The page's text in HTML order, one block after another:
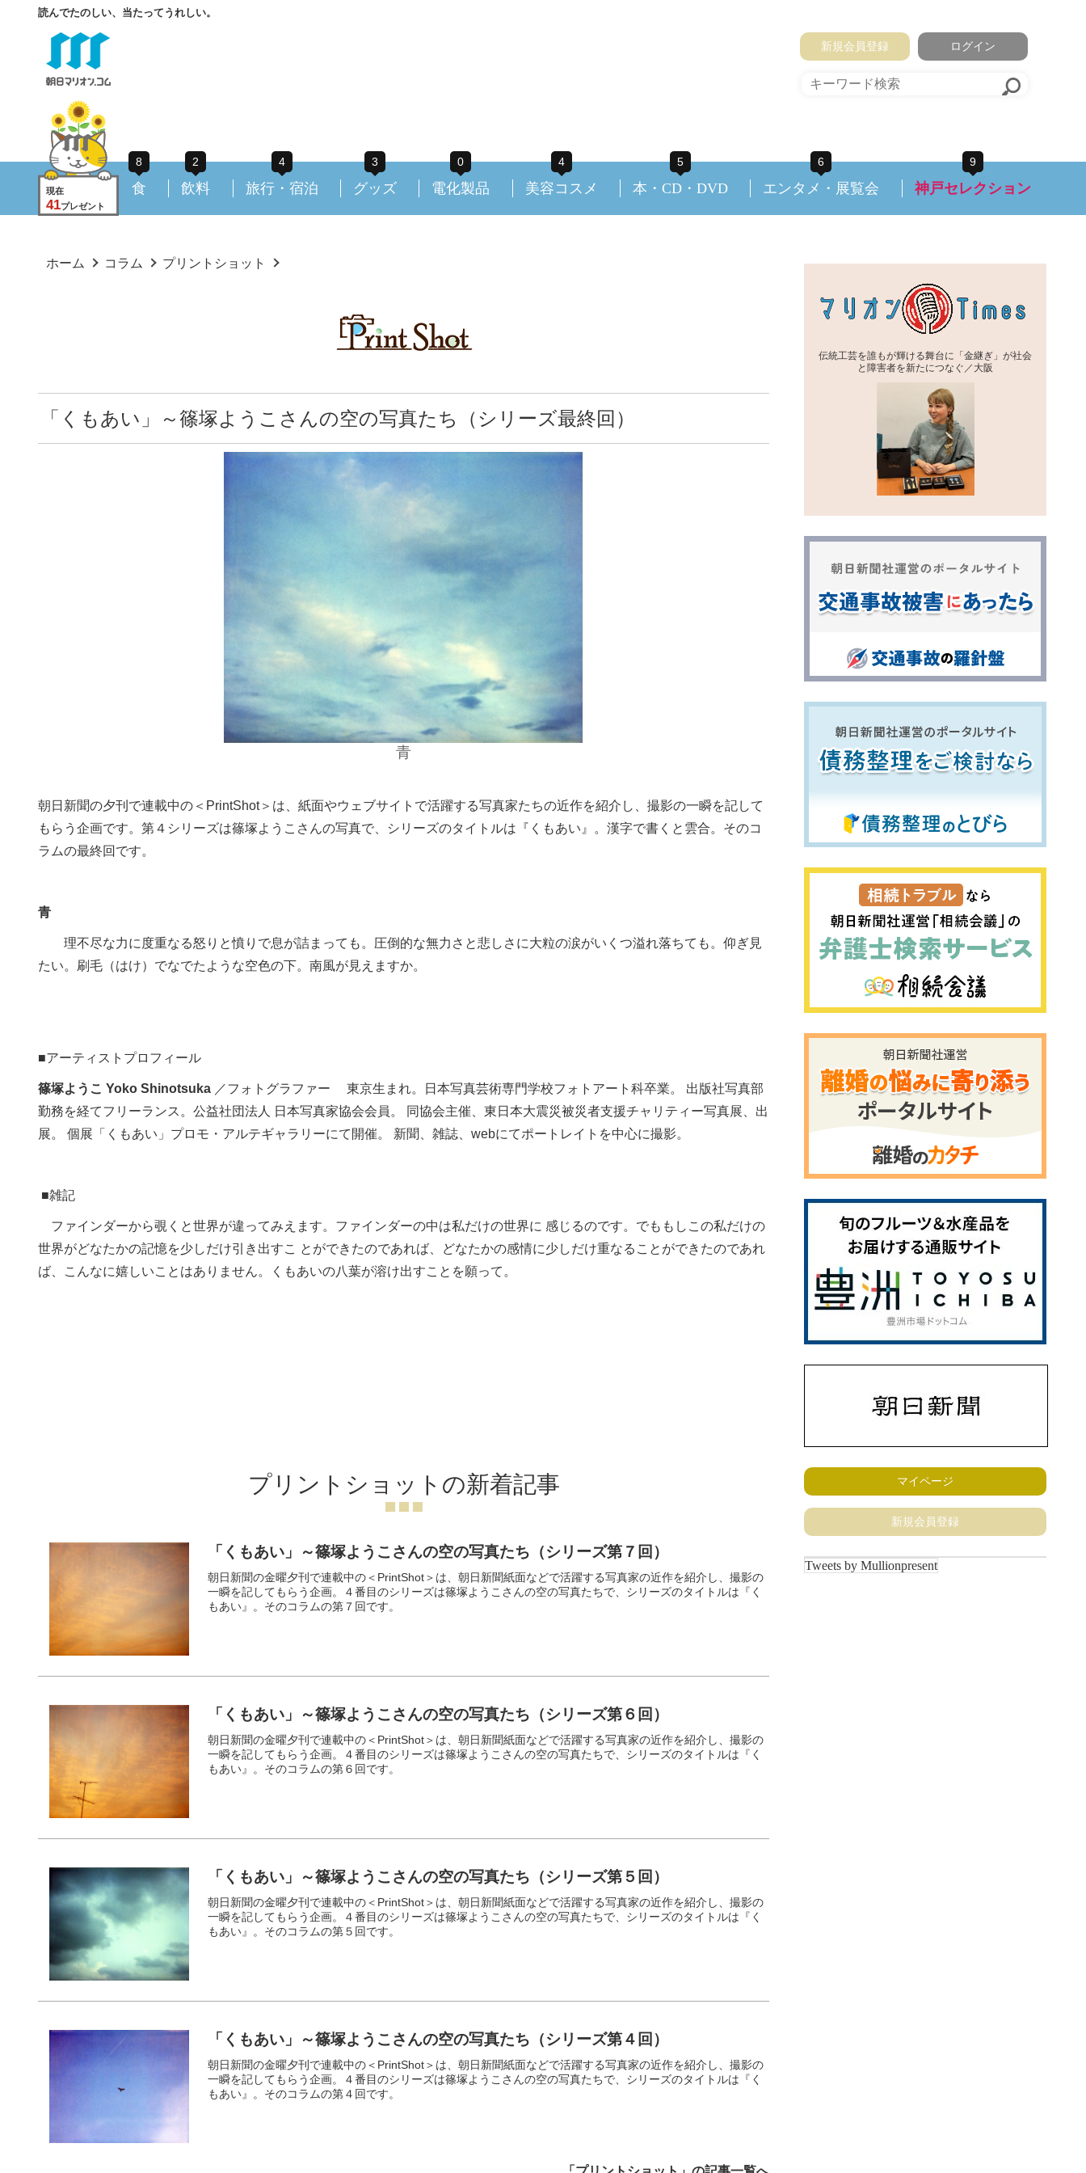
読んでたのしい、当たってうれしい。
新規会員登録 ログイン
現在
41プレゼント
8
食
2
飲料
4
旅行・宿泊
3
グッズ
0
電化製品
4
美容コスメ
5
本・CD・DVD
6
エンタメ・展覧会
9
神戸セレクション
ホーム コラム プリントショット
「くもあい」～篠塚ようこさんの空の写真たち（シリーズ最終回）
青
朝日新聞の夕刊で連載中の＜PrintShot＞は、紙面やウェブサイトで活躍する写真家たちの近作を紹介し、撮影の一瞬を記して
もらう企画です。第４シリーズは篠塚ようこさんの写真で、シリーズのタイトルは『くもあい』。漢字で書くと雲合。そのコ
ラムの最終回です。
青
理不尽な力に度重なる怒りと憤りで息が詰まっても。圧倒的な無力さと悲しさに大粒の涙がいくつ溢れ落ちても。仰ぎ見
たい。刷毛（はけ）でなでたような空色の下。南風が見えますか。
■アーティストプロフィール
篠塚ようこ Yoko Shinotsuka ／フォトグラファー 東京生まれ。日本写真芸術専門学校フォトアート科卒業。 出版社写真部
勤務を経てフリーランス。公益社団法人 日本写真家協会会員。 同協会主催、東日本大震災被災者支援チャリティー写真展、出
展。 個展「くもあい」プロモ・アルテギャラリーにて開催。 新聞、雑誌、webにてポートレイトを中心に撮影。
■雑記
ファインダーから覗くと世界が違ってみえます。ファインダーの中は私だけの世界に 感じるのです。でももしこの私だけの
世界がどなたかの記憶を少しだけ引き出すこ とができたのであれば、どなたかの感情に少しだけ重なることができたのであれ
ば、こんなに嬉しいことはありません。くもあいの八葉が溶け出すことを願って。
プリントショットの新着記事
「くもあい」～篠塚ようこさんの空の写真たち（シリーズ第７回）
朝日新聞の金曜夕刊で連載中の＜PrintShot＞は、朝日新聞紙面などで活躍する写真家の近作を紹介し、撮影の
一瞬を記してもらう企画。４番目のシリーズは篠塚ようこさんの空の写真たちで、シリーズのタイトルは『く
もあい』。そのコラムの第７回です。
「くもあい」～篠塚ようこさんの空の写真たち（シリーズ第６回）
朝日新聞の金曜夕刊で連載中の＜PrintShot＞は、朝日新聞紙面などで活躍する写真家の近作を紹介し、撮影の
一瞬を記してもらう企画。４番目のシリーズは篠塚ようこさんの空の写真たちで、シリーズのタイトルは『く
もあい』。そのコラムの第６回です。
「くもあい」～篠塚ようこさんの空の写真たち（シリーズ第５回）
朝日新聞の金曜夕刊で連載中の＜PrintShot＞は、朝日新聞紙面などで活躍する写真家の近作を紹介し、撮影の
一瞬を記してもらう企画。４番目のシリーズは篠塚ようこさんの空の写真たちで、シリーズのタイトルは『く
もあい』。そのコラムの第５回です。
「くもあい」～篠塚ようこさんの空の写真たち（シリーズ第４回）
朝日新聞の金曜夕刊で連載中の＜PrintShot＞は、朝日新聞紙面などで活躍する写真家の近作を紹介し、撮影の
一瞬を記してもらう企画。４番目のシリーズは篠塚ようこさんの空の写真たちで、シリーズのタイトルは『く
もあい』。そのコラムの第４回です。
伝統工芸を誰もが輝ける舞台に「金継ぎ」が社会
と障害者を新たにつなぐ／大阪
マイページ
新規会員登録
Tweets by Mullionpresent